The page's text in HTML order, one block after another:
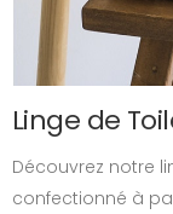
Linge de
Découvrez notre
confectionné à